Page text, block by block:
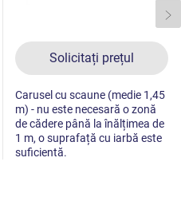
Solicitați prețul
Carusel cu scaune (medie 1,45
m) - nu este necesară o zonă
de cădere până la înălțimea de
1 m, o suprafață cu iarbă este
suficientă.